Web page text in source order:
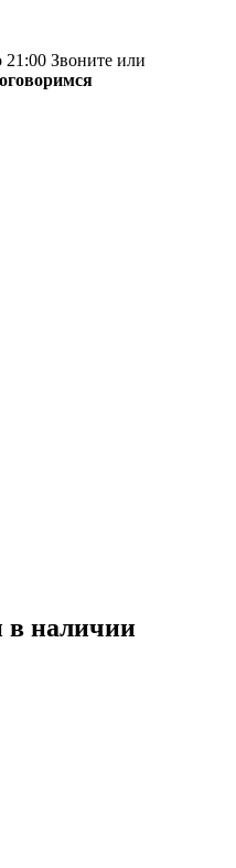
Звоните или
в наличии